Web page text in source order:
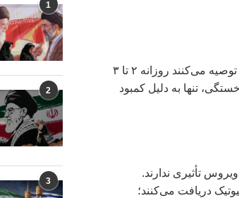
تب و کاهش اشتها به سرعت باعث کم‌آبی بدن می‌شود، به‌ویژه در کودکان و سالمندان. به همین دلیل پزشکان توصیه می‌کنند روزانه ۲ تا ۳
تنها به دلیل کمبود
تأثیری ندارند.
آنتی‌بیوتیک دریافت می‌کنند؛
1
2
3